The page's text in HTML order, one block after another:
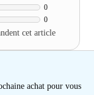
0
0
cet article
achat pour vous